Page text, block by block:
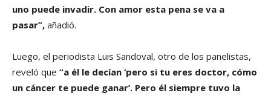
uno puede invadir. Con amor esta pena se va a
pasar”, añadió.
Luego, el periodista Luis Sandoval, otro de los panelistas,
reveló que “a él le decían ‘pero si tu eres doctor, cómo
un cáncer te puede ganar’. Pero él siempre tuvo la